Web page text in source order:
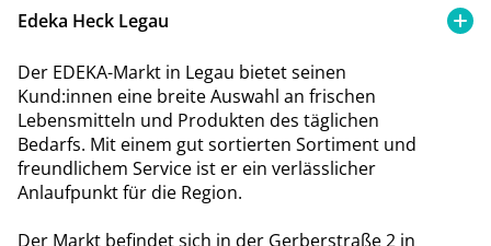
Edeka Heck Legau
Der EDEKA-Markt in Legau bietet seinen
Kund:innen eine breite Auswahl an frischen
Lebensmitteln und Produkten des täglichen
Bedarfs. Mit einem gut sortierten Sortiment und
freundlichem Service ist er ein verlässlicher
Anlaufpunkt für die Region.
Der Markt befindet sich in der Gerberstraße 2 in